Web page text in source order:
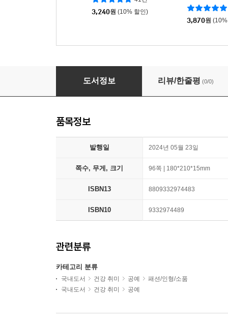
3,240원 (10% 할인)
3,870원
알록달록 소품 컬랙션
도서정보 리뷰/한줄평 (0/0)
품목정보
발행일 2024년 05월 23일
쪽수, 무게, 크기 96쪽 | 180*210*15mm
ISBN13 8809332974483
ISBN10 9332974489
관련분류
카테고리 분류
국내도서 건강 취미 공예
패션/인형/소품
국내도서
건강 취미 공예